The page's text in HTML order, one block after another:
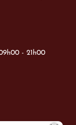
- 21h00